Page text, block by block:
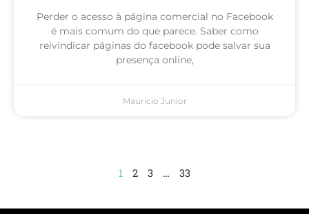
Perder o acesso à página comercial no Facebook
é mais comum do que parece. Saber como
reivindicar páginas do facebook pode salvar sua
presença online,
Mauricio Junior
1 2 3 … 33